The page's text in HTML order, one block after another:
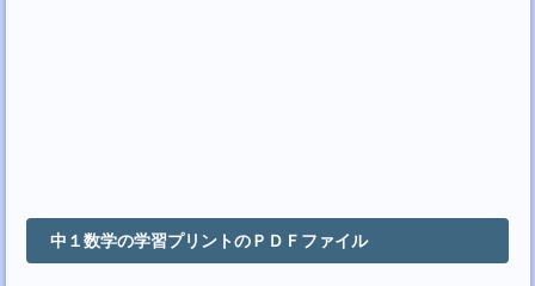
中１数学の学習プリントのＰＤＦファイル